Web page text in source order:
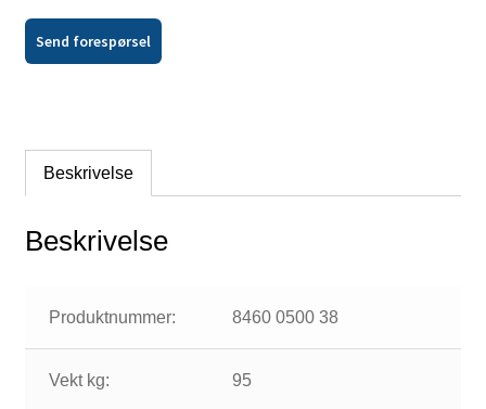
Send forespørsel
Beskrivelse
Beskrivelse
Produktnummer: 8460 0500 38
Vekt kg: 95